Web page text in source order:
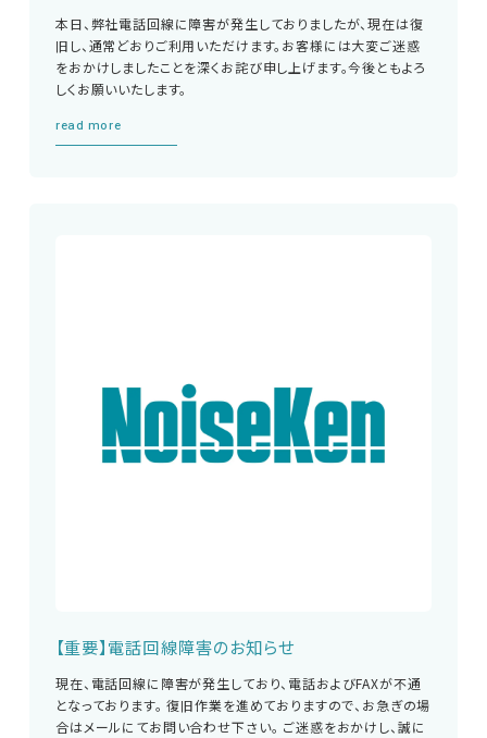
本日、弊社電話回線に障害が発生しておりましたが、現在は復
旧し、通常どおりご利用いただけます。お客様には大変ご迷惑
をおかけしましたことを深くお詫び申し上げます。今後ともよろ
しくお願いいたします。
read more
【重要】電話回線障害のお知らせ
現在、電話回線に障害が発生しており、電話およびFAXが不通
となっております。 復旧作業を進めておりますので、お急ぎの場
合はメールにてお問い合わせ下さい。 ご迷惑をおかけし、誠に